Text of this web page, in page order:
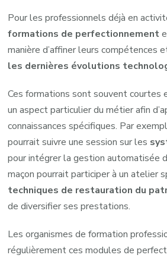
Pour les professionnels déjà en
formations de perfectionnement
manière d’affiner leurs compétences
les dernières évolutions
Ces formations sont souvent courtes
un aspect particulier du métier afin
connaissances spécifiques. Par
pourrait suivre une session sur les
pour intégrer la gestion automatisée
maçon pourrait participer à un atelier
techniques de restauration du
de diversifier ses prestations.
Les organismes de formation
régulièrement ces modules de